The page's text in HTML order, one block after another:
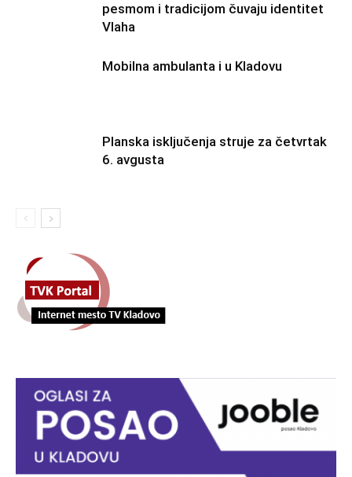
pesmom i tradicijom čuvaju identitet
Vlaha
Mobilna ambulanta i u Kladovu
Planska isključenja struje za četvrtak
6. avgusta